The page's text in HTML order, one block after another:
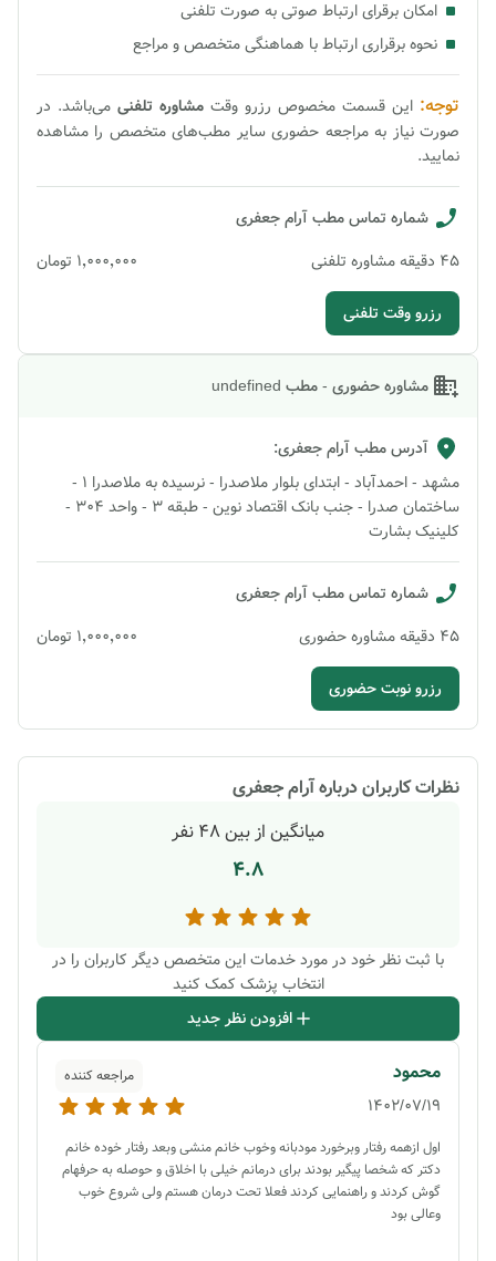
امکان برقرای ارتباط صوتی به صورت تلفنی
نحوه برقراری ارتباط با هماهنگی متخصص و مراجع
توجه: این قسمت مخصوص رزرو وقت مشاوره تلفنی می‌باشد. در
صورت نیاز به مراجعه حضوری سایر مطب‌های متخصص را مشاهده
نمایید.
شماره تماس مطبآرام جعفری
45 دقیقهمشاوره تلفنی ۱٬۰۰۰٬۰۰۰ تومان
رزرو وقت تلفنی
مشاوره حضوری - مطب undefined
آدرس مطبآرام جعفری:
مشهد - احمدآباد - ابتدای بلوار ملاصدرا - نرسیده به ملاصدرا ۱ -
ساختمان صدرا - جنب بانک اقتصاد نوین - طبقه 3 - واحد ۳۰۴ -
کلینیک بشارت
شماره تماس مطبآرام جعفری
45 دقیقهمشاوره حضوری ۱٬۰۰۰٬۰۰۰ تومان
رزرو نوبت حضوری
نظرات کاربران دربارهآرام جعفری
میانگین از بین48 نفر
4.8
با ثبت نظر خود در مورد خدمات این متخصص دیگر کاربران را در
انتخاب پزشک کمک کنید
افزودن نظر جدید
محمود مراجعه کننده
1402/07/19
اول ازهمه رفتار وبرخورد مودبانه وخوب خانم منشی وبعد رفتار خوده خانم
دکتر که شخصا پیگیر بودند برای درمانم خیلی با اخلاق و حوصله به حرفهام
گوش کردند و راهنمایی کردند فعلا تحت درمان هستم ولی شروع خوب
وعالی بود